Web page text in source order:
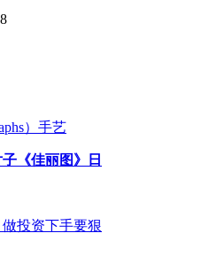
）手艺
《佳丽图》日
投资下手要狠